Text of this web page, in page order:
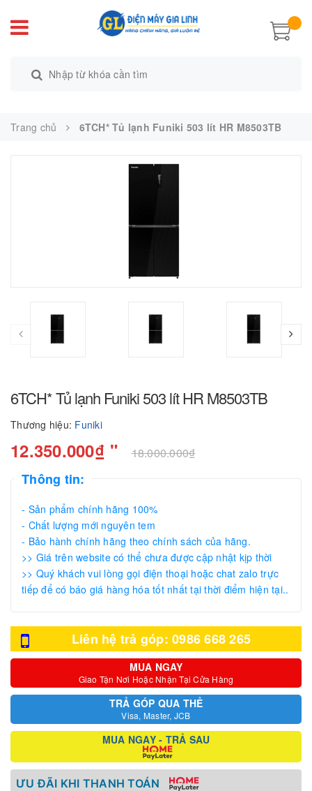
Trang chủ 6TCH* Tủ lạnh Funiki 503 lít HR M8503TB
6TCH* Tủ lạnh Funiki 503 lít HR M8503TB
Thương hiệu: Funiki
12.350.000₫ " 18.000.000₫
Thông tin:
- Sản phẩm chính hãng 100%
- Chất lượng mới nguyên tem
- Bảo hành chính hãng theo chính sách của hãng.
>> Giá trên website có thể chưa được cập nhật kịp thời
>> Quý khách vui lòng gọi điện thoại hoặc chat zalo trực
tiếp để có báo giá hàng hóa tốt nhất tại thời điểm hiện tại..
Liên hệ trả góp: 0986 668 265
MUA NGAY
Giao Tận Nơi Hoặc Nhận Tại Cửa Hàng
TRẢ GÓP QUA THẺ
Visa, Master, JCB
MUA NGAY - TRẢ SAU
ƯU ĐÃI KHI THANH TOÁN